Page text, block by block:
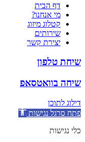
דף הבית
מי אנחנו?
קטלוג מיזוג
שירותים
יצירת קשר
שיחת טלפון
שיחה בוואטסאפ
דילוג לתוכן
פתח סרגל נגישות
כלי נגישות